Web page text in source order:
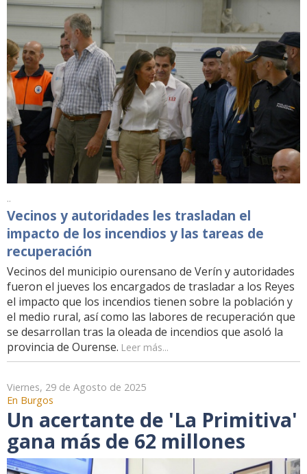
..
Vecinos y autoridades les trasladan el
impacto de los incendios y las tareas de
recuperación
Vecinos del municipio ourensano de Verín y autoridades
fueron el jueves los encargados de trasladar a los Reyes
el impacto que los incendios tienen sobre la población y
el medio rural, así como las labores de recuperación que
se desarrollan tras la oleada de incendios que asoló la
provincia de Ourense. Leer más...
Viernes, 29 de Agosto de 2025
En Burgos
Un acertante de 'La Primitiva'
gana más de 62 millones